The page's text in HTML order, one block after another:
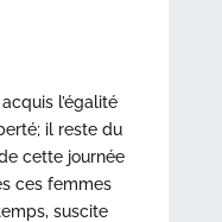
l’égalité
il reste du
cette journée
ces femmes
suscite